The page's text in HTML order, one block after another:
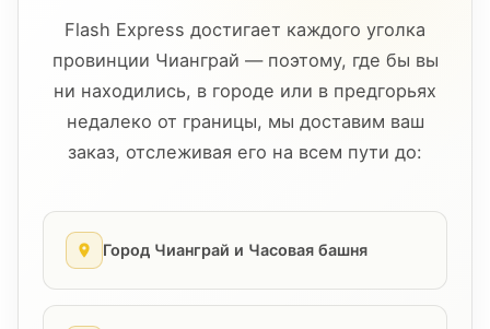
Flash Express достигает каждого уголка
провинции Чианграй — поэтому, где бы вы
ни находились, в городе или в предгорьях
недалеко от границы, мы доставим ваш
заказ, отслеживая его на всем пути до:
Город Чианграй и Часовая башня